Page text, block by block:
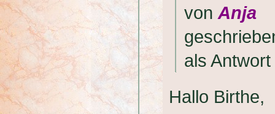
von Anja
als
Hallo Birthe,